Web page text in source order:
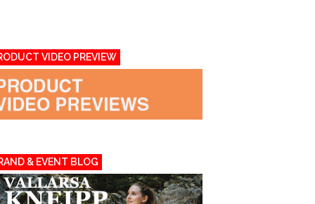
VIDEO PREVIEW
& EVENT BLOG